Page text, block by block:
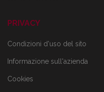
PRIVACY
Condizioni d'uso del sito
Informazione sull'azienda
Cookies